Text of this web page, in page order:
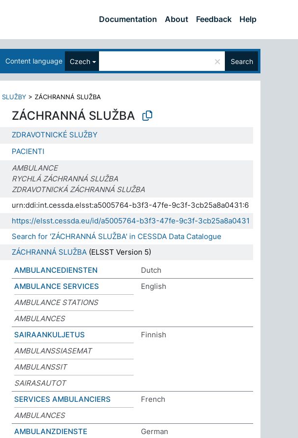
Documentation About Feedback Help
Content language Czech × Search
SLUŽBY > ZÁCHRANNÁ SLUŽBA
ZÁCHRANNÁ SLUŽBA
ZDRAVOTNICKÉ SLUŽBY
PACIENTI
AMBULANCE
RYCHLÁ ZÁCHRANNÁ SLUŽBA
ZDRAVOTNICKÁ ZÁCHRANNÁ SLUŽBA
urn:ddi:int.cessda.elsst:a5005764-b3f3-47fe-9c3f-3cb25a8a0431:6
https://elsst.cessda.eu/id/a5005764-b3f3-47fe-9c3f-3cb25a8a0431
Search for 'ZÁCHRANNÁ SLUŽBA' in CESSDA Data Catalogue
ZÁCHRANNÁ SLUŽBA (ELSST Version 5)
AMBULANCEDIENSTEN
Dutch
AMBULANCE SERVICES
English
AMBULANCE STATIONS
AMBULANCES
SAIRAANKULJETUS
Finnish
AMBULANSSIASEMAT
AMBULANSSIT
SAIRASAUTOT
SERVICES AMBULANCIERS
French
AMBULANCES
AMBULANZDIENSTE
German